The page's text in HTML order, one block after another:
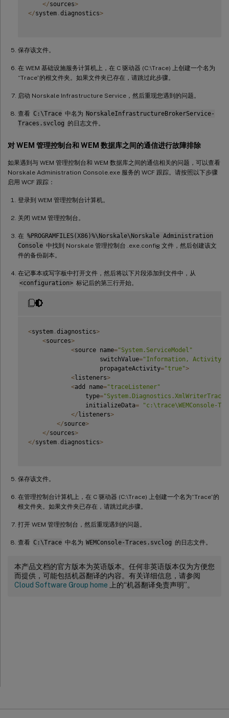
</sources>
</system . diagnostics>
保存该文件。
在 WEM 基础设施服务计算机上，在 C 驱动器 (C:\Trace) 上创建一个名为
“Trace”的根文件夹。如果文件夹已存在，请跳过此步骤。
启动 Norskale Infrastructure Service，然后重现您遇到的问题。
查看 C:\Trace 中名为 NorskaleInfrastructureBrokerService-
Traces.svclog 的日志文件。
对 WEM 管理控制台和 WEM 数据库之间的通信进行故障排除
如果遇到与 WEM 管理控制台和 WEM 数据库之间的通信相关的问题，可以查看
Norskale Administration Console.exe 服务的 WCF 跟踪。请按照以下步骤
启用 WCF 跟踪：
登录到 WEM 管理控制台计算机。
关闭 WEM 管理控制台。
在 %PROGRAMFILES(X86)%\Norskale\Norskale Administration
Console 中找到 Norskale 管理控制台 .exe.config 文件，然后创建该文
件的备份副本。
在记事本或写字板中打开文件，然后将以下片段添加到文件中，从
<configuration> 标记后的第三行开始。
<system . diagnostics>
<sources>
<source name="System.ServiceModel"
                    switchValue
="Information,
                    propagateActivity
="true">
<listeners>
<add name="traceListener"
                type
=
                initializeData
=
"c:\trace\WEMConsole-
</listeners>
</source>
</sources>
</system . diagnostics>
保存该文件。
在管理控制台计算机上，在 C 驱动器 (C:\Trace) 上创建一个名为“Trace”的
根文件夹。如果文件夹已存在，请跳过此步骤。
打开 WEM 管理控制台，然后重现遇到的问题。
查看 C:\Trace 中名为 WEMConsole-Traces.svclog 的日志文件。
本产品文档的官方版本为英语版本。任何非英语版本仅为方便您
而提供，可能包括机器翻译的内容。有关详细信息，请参阅
Cloud Software Group home 上的“机器翻译免责声明”。